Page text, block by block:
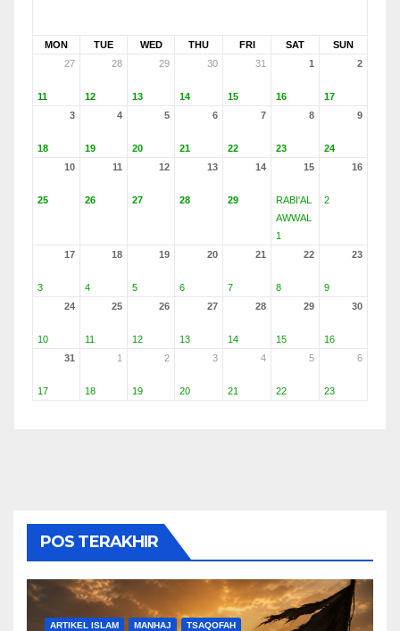
MON TUE WED THU FRI SAT
SUN
27
11
28
12
29
13
30
14
31
15
1
16
2
17
3
18
4
19
5
20
6
21
7
22
8
23
9
24
10
25
11
26
12
27
13
28
14
29
15
RABI'AL
AWWAL
1
16
2
17
3
18
4
19
5
20
6
21
7
22
8
23
9
24
10
25
11
26
12
27
13
28
14
29
15
30
16
31
17
1
18
2
19
3
20
4
21
5
22
6
23
POS TERAKHIR
ARTIKEL ISLAM MANHAJ TSAQOFAH